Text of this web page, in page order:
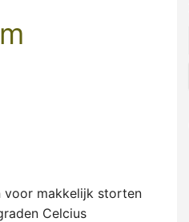
voor makkelijk storten
Celcius